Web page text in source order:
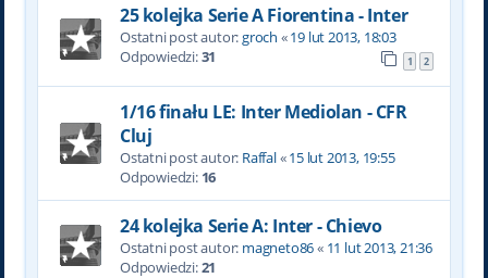
25 kolejka Serie A Fiorentina - Inter
Ostatni post autor:groch «19 lut 2013, 18:03
Odpowiedzi:31 1 2
1/16 finału LE: Inter Mediolan - CFR
Cluj
Ostatni post autor: Raffal«15 lut 2013, 19:55
Odpowiedzi: 16
24 kolejka Serie A: Inter - Chievo
Ostatni post autor: magneto86« 11 lut 2013, 21:36
Odpowiedzi:21